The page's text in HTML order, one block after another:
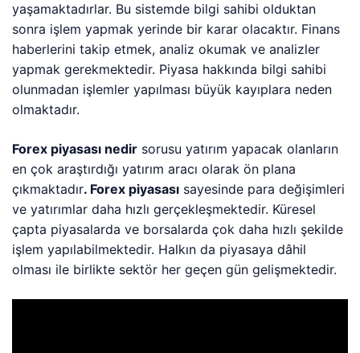
yaşamaktadırlar. Bu sistemde bilgi sahibi olduktan
sonra işlem yapmak yerinde bir karar olacaktır. Finans
haberlerini takip etmek, analiz okumak ve analizler
yapmak gerekmektedir. Piyasa hakkında bilgi sahibi
olunmadan işlemler yapılması büyük kayıplara neden
olmaktadır.
Forex piyasası nedir sorusu yatırım yapacak olanların
en çok araştırdığı yatırım aracı olarak ön plana
çıkmaktadır. Forex piyasası sayesinde para değişimleri
ve yatırımlar daha hızlı gerçekleşmektedir. Küresel
çapta piyasalarda ve borsalarda çok daha hızlı şekilde
işlem yapılabilmektedir. Halkın da piyasaya dâhil
olması ile birlikte sektör her geçen gün gelişmektedir.